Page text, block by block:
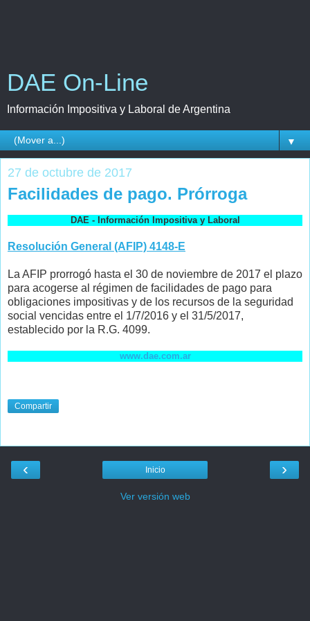
DAE On-Line
Información Impositiva y Laboral de Argentina
▼
27 de octubre de 2017
Facilidades de pago. Prórroga
DAE - Información Impositiva y Laboral
Resolución General (AFIP) 4148-E
La AFIP prorrogó hasta el 30 de noviembre de 2017 el plazo
para acogerse al régimen de facilidades de pago para
obligaciones impositivas y de los recursos de la seguridad
social vencidas entre el 1/7/2016 y el 31/5/2017,
establecido por la R.G. 4099.
www.dae.com.ar
Compartir
‹ ›
Inicio
Ver versión web